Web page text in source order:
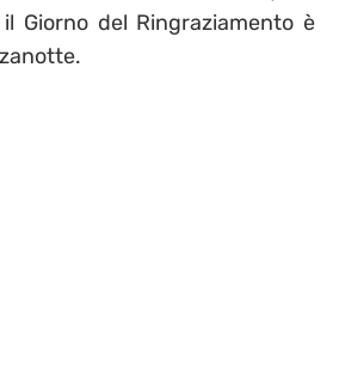
Giorno del Ringraziamento è